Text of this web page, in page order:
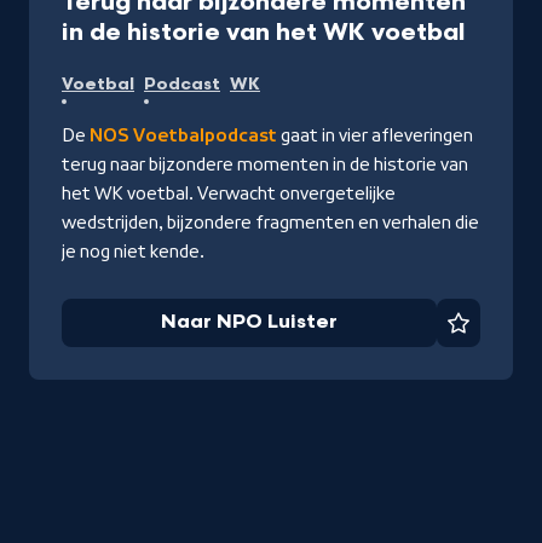
in de historie van het WK voetbal-
Voetbal Podcast WK
De NOS Voetbalpodcast gaat in vier afleveringen
terug naar bijzondere momenten in de historie van
het WK voetbal. Verwacht onvergetelijke
wedstrijden, bijzondere fragmenten en verhalen die
je nog niet kende.
Naar NPO Luister